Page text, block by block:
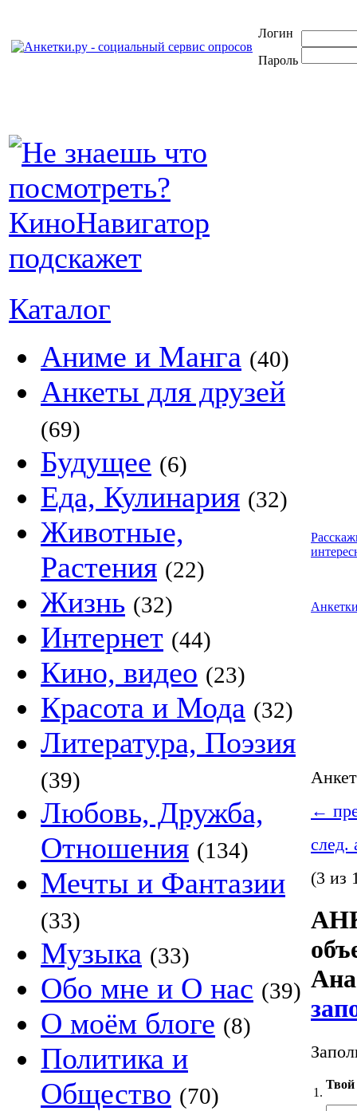
Логин
Пароль
Каталог
Аниме и Манга (40)
Анкеты для друзей
(69)
Будущее (6)
Еда, Кулинария (32)
Животные,
Растения (22)
Жизнь (32)
Интернет (44)
Кино, видео (23)
Красота и Мода (32)
Литература, Поэзия
(39)
Любовь, Дружба,
Отношения (134)
Мечты и Фантазии
(33)
Музыка (33)
Обо мне и О нас (39)
О моём блоге (8)
Политика и
Общество (70)
←
след.
(3 из
1.
Твой